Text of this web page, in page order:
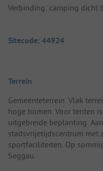
Verbinding: camping dicht
Sitecode: 44924
Terrein
Gemeenteterrein. Vlak
hoge bomen. Voor tenten
uitgebreide beplanting.
stadsvrijetijdscentrum met
sportfaciliteiten. Op
Seggau.